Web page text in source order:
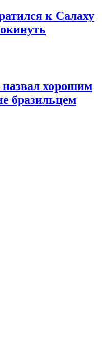
к Салаху
хорошим
бразильцем